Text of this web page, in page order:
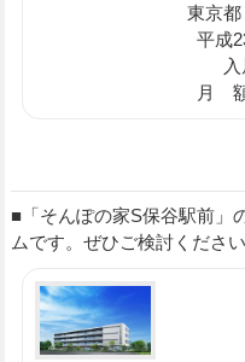
東京
平成
月
■「そんぽの家S保谷駅前」
ムです。ぜひご検討ください